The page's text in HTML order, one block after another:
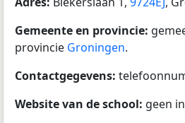
Gemeente en provincie:
provincie Groningen.
Contactgegevens:
Website van de school: geen